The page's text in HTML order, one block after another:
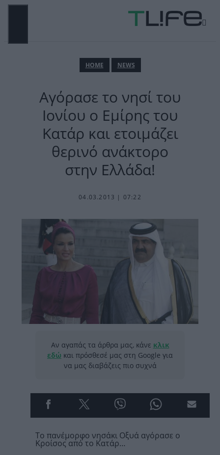
Μετάβαση
ΗΟΜΕ NEWS
Αγόρασε το νησί του
Ιονίου ο Εμίρης του
Κατάρ και ετοιμάζει
θερινό ανάκτορο
στην Ελλάδα!
04.03.2013 | 07:22
Αν αγαπάς τα άρθρα μας, κάνε κλικ
εδώ και πρόσθεσέ μας στη Google για
να μας διαβάζεις πιο συχνά
Το πανέμορφο νησάκι Οξυά αγόρασε ο
Κροίσος από το Κατάρ…